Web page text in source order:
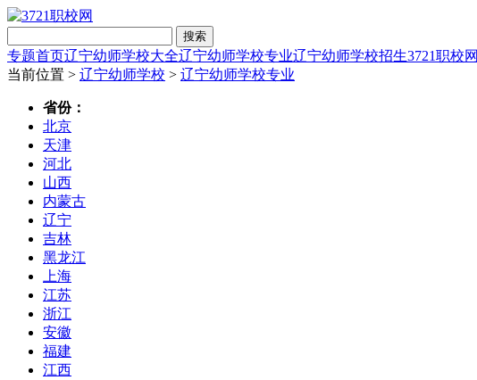
搜索
专题首页辽宁幼师学校大全辽宁幼师学校专业辽宁幼师学校招生3721职校网
当前位置 > 辽宁幼师学校 > 辽宁幼师学校专业
省份：
北京
天津
河北
山西
内蒙古
辽宁
吉林
黑龙江
上海
江苏
浙江
安徽
福建
江西